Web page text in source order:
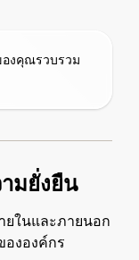
งคุณรวบรวม
มยั่งยืน
ยในและภายนอก
ององค์กร